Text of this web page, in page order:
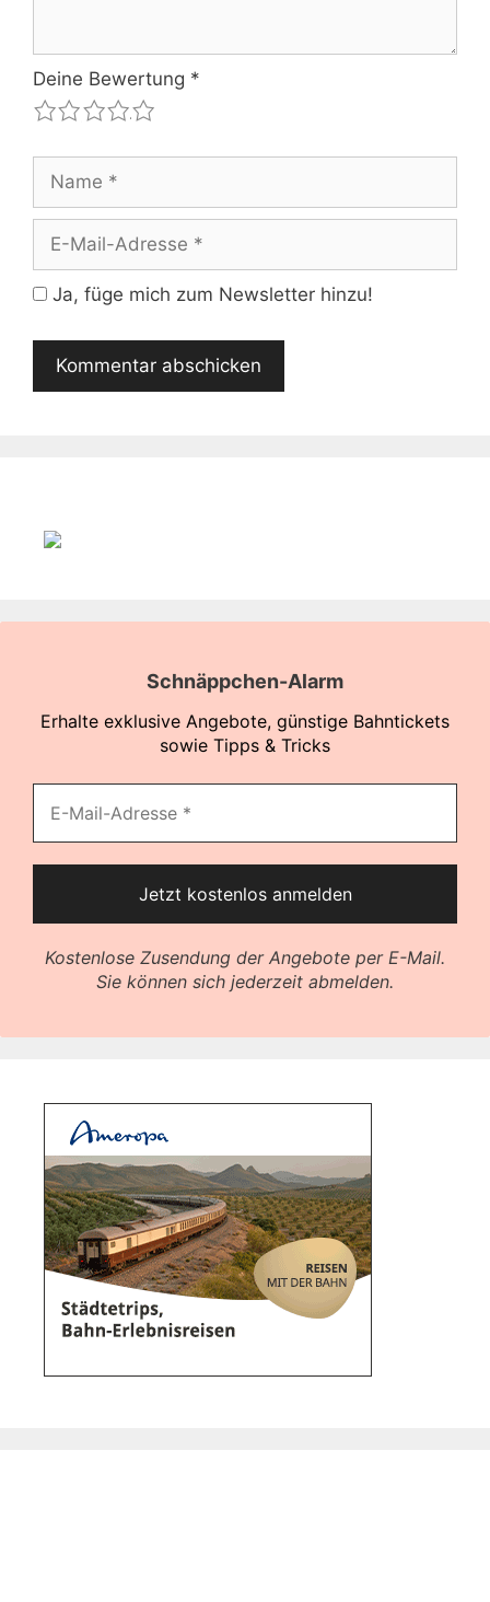
Deine Bewertung *
4
3
2
1
Name
Adresse
Ja, füge mich zum Newsletter hinzu!
Schnäppchen-Alarm
Erhalte exklusive Angebote, günstige Bahntickets
sowie Tipps & Tricks
Kostenlose Zusendung der Angebote per E-Mail.
Sie können sich jederzeit abmelden.